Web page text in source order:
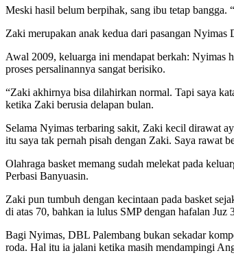
Meski hasil belum berpihak, sang ibu tetap
Zaki merupakan anak kedua dari pasangan
Awal 2009, keluarga ini mendapat berkah: Nyimas
proses persalinannya sangat berisiko.
“Zaki akhirnya bisa dilahirkan normal. Tapi saya
ketika Zaki berusia delapan bulan.
Selama Nyimas terbaring sakit, Zaki kecil dirawat
itu saya tak pernah pisah dengan Zaki. Saya rawat
Olahraga basket memang sudah melekat pada
Perbasi Banyuasin.
Zaki pun tumbuh dengan kecintaan pada basket
di atas 70, bahkan ia lulus SMP dengan hafalan Juz
Bagi Nyimas, DBL Palembang bukan sekadar
roda. Hal itu ia jalani ketika masih mendampingi